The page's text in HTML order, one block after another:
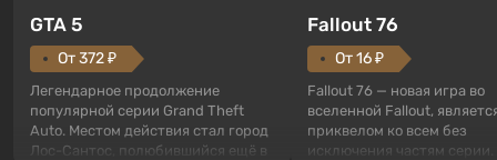
GTA 5
От 372 ₽
Легендарное продолжение
популярной серии Grand Theft
Auto. Местом действия стал город
Лос-Сантос, полюбившийся ещё в
Fallout 76
От 16 ₽
Fallout 76 — новая игра во
вселенной Fallout,
приквелом ко всем без
исключения частям серии.